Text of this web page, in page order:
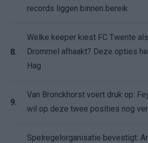
records liggen binnen bereik
8.
Welke keeper kiest FC Twente als
Drommel afhaakt? Deze opties
Hag
9.
Van Bronckhorst voert druk op:
wil op deze twee posities nog
Spelregelorganisatie bevestigt: